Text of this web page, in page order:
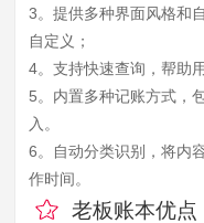
3。提供多种界面风格和
自定义；
4。支持快速查询，帮助
5。内置多种记账方式，
入。
6。自动分类识别，将内
作时间。
老板账本优点